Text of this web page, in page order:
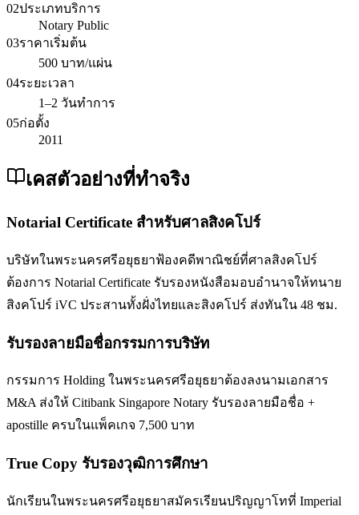
02ประเภทบริการ
Notary Public
03ราคาเริ่มต้น
500 บาท/แผ่น
04ระยะเวลา
1–2 วันทำการ
05ก่อตั้ง
2011
เคสตัวอย่างที่ทำจริง
Notarial Certificate สำหรับศาลสิงคโปร์
บริษัทในพระนครศรีอยุธยาฟ้องคดีพาณิชย์ที่ศาลสิงคโปร์
ต้องการ Notarial Certificate รับรองหนังสือมอบอำนาจให้ทนาย
สิงคโปร์ iVC ประสานทั้งฝั่งไทยและสิงคโปร์ ส่งทันใน 48 ชม.
รับรองลายมือชื่อกรรมการบริษัท
กรรมการ Holding ในพระนครศรีอยุธยาต้องลงนามเอกสาร
M&A ส่งให้ Citibank Singapore Notary รับรองลายมือชื่อ +
apostille ครบในแพ็คเกจ 7,500 บาท
True Copy รับรองวุฒิการศึกษา
นักเรียนในพระนครศรีอยุธยาสมัครเรียนปริญญาโทที่ Imperial